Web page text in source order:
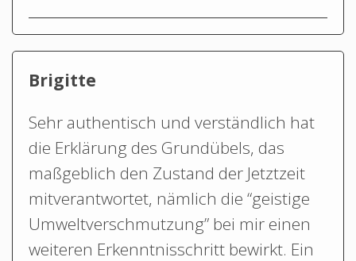
Brigitte
Sehr authentisch und verständlich hat
die Erklärung des Grundübels, das
maßgeblich den Zustand der Jetztzeit
mitverantwortet, nämlich die “geistige
Umweltverschmutzung” bei mir einen
weiteren Erkenntnisschritt bewirkt. Ein